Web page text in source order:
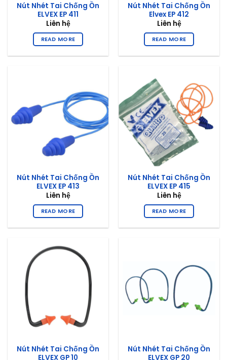
Nút Nhét Tai Chống Ồn
ELVEX EP 411
Liên hệ
READ MORE
Nút Nhét Tai Chống Ồn
Elvex EP 412
Liên hệ
READ MORE
Nút Nhét Tai Chống Ồn
ELVEX EP 413
Liên hệ
READ MORE
Nút Nhét Tai Chống Ồn
ELVEX EP 415
Liên hệ
READ MORE
Nút Nhét Tai Chống Ồn
ELVEX GP 10
Nút Nhét Tai Chống Ồn
ELVEX GP 20